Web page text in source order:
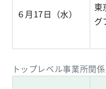
６月17日（水）
東
グ
トップレベル事業所関係